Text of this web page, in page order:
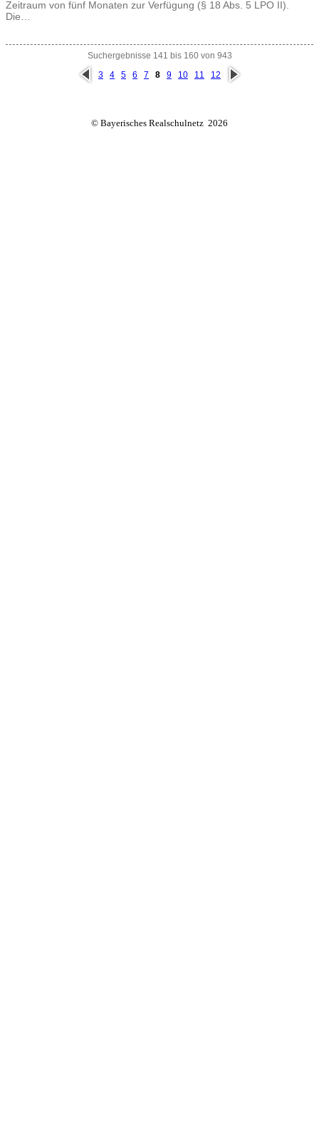
Zeitraum von fünf Monaten zur Verfügung (§ 18 Abs. 5 LPO II).
Die…
Suchergebnisse 141 bis 160 von 943
vorh
erig
3 4 5 6 7 8 9 10 11 12
näc
hste
© Bayerisches Realschulnetz 2026